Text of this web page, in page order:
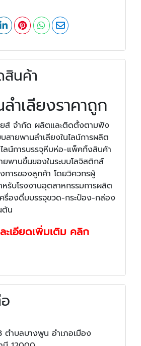
สินค้า
ำเลียงราคาถูก
ส์ จำกัด ผลิตและติดตั้งตามฟัง
สายพานลำเลียงในไลน์การผลิต
ลน์การบรรจุหีบห่อ-แพ็คกิ้งสินค้า
พานขึ้นของในระบบโลจิสติกส์
การของลูกค้า โดยวิศวกรผู้
รับโรงงานอุตสาหกรรมการผลิต
ครื่องดื่มบรรจุขวด-กระป๋อง-กล่อง
ต้น
ะเอียดเพิ่มเติม คลิก
ตำบลบางพูน อำเภอเมือง